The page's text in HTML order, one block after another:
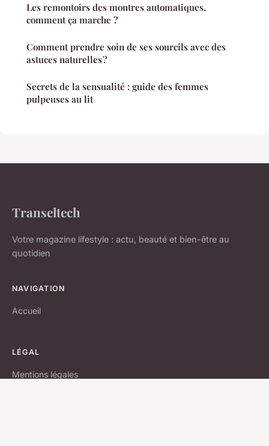
Les remontoirs des montres automatiques,
comment ça marche ?
Comment prendre soin de ses sourcils avec des
astuces naturelles ?
Secrets de la sensualité : guide des femmes
pulpeuses au lit
Transeltech
Votre magazine lifestyle : actu, beauté et bien-être au
quotidien
NAVIGATION
Accueil
LÉGAL
Mentions légales